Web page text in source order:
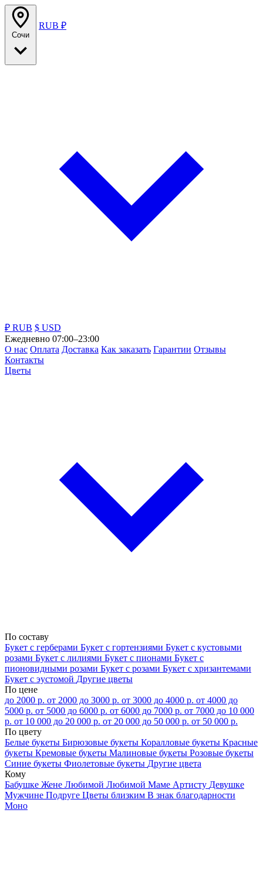
Сочи
RUB ₽
₽ RUB $ USD
Ежедневно 07:00–23:00
О нас Оплата Доставка Как заказать Гарантии Отзывы
Контакты
Цветы
По составу
Букет с герберами Букет с гортензиями Букет с кустовыми
розами Букет с лилиями Букет с пионами Букет с
пионовидными розами Букет с розами Букет с хризантемами
Букет с эустомой Другие цветы
По цене
до 2000 р. от 2000 до 3000 р. от 3000 до 4000 р. от 4000 до
5000 р. от 5000 до 6000 р. от 6000 до 7000 р. от 7000 до 10 000
р. от 10 000 до 20 000 р. от 20 000 до 50 000 р. от 50 000 р.
По цвету
Белые букеты Бирюзовые букеты Коралловые букеты Красные
букеты Кремовые букеты Малиновые букеты Розовые букеты
Синие букеты Фиолетовые букеты Другие цвета
Кому
Бабушке Жене Любимой Любимой Маме Артисту Девушке
Мужчине Подруге Цветы близким В знак благодарности
Моно